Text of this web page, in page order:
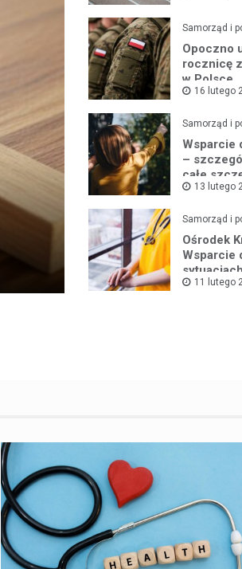
Samorząd i
Opoczno
rocznicę
w Polsce
16 lutego
Samorząd i
Wsparcie
–
całe
13 lutego
Samorząd i
Ośrodek
Wsparcie
sytuacjach
11 lutego